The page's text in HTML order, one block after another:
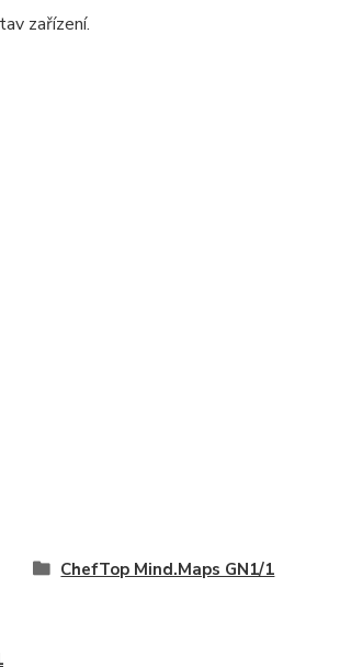
zařízení.
ChefTop Mind.Maps GN1/1